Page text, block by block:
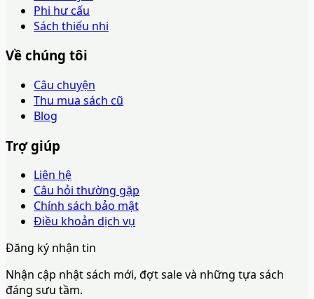
Phi hư cấu
Sách thiếu nhi
Về chúng tôi
Câu chuyện
Thu mua sách cũ
Blog
Trợ giúp
Liên hệ
Câu hỏi thường gặp
Chính sách bảo mật
Điều khoản dịch vụ
Đăng ký nhận tin
Nhận cập nhật sách mới, đợt sale và những tựa sách
đáng sưu tầm.